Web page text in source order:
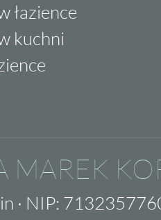
łazience
kuchni
MAREK
· NIP: